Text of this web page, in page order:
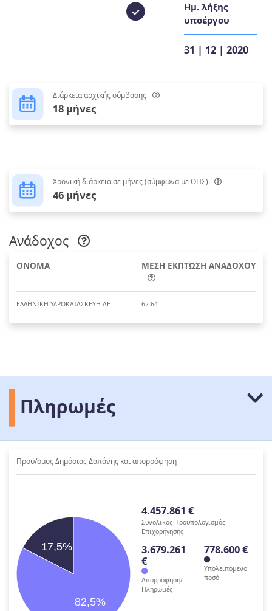
Ημ. λήξης
υποέργου
31 | 12 | 2020
Διάρκεια αρχικής σύμβασης
18 μήνες
Χρονική διάρκεια σε μήνες (σύμφωνα με ΟΠΣ)
46 μήνες
Ανάδοχος
ΟΝΟΜΑ ΜΕΣΗ ΕΚΠΤΩΣΗ ΑΝΑΔΟΧΟΥ
ΕΛΛΗΝΙΚΗ ΥΔΡΟΚΑΤΑΣΚΕΥΗ ΑΕ 62.64
Πληρωμές
Προϋ/σμος Δημόσιας Δαπάνης και απορρόφηση
17,5%
82,5%
4.457.861 €
Συνολικός Προϋπολογισμός
Επιχορήγησης
3.679.261
€
Απορρόφηση/
Πληρωμές
778.600 €
Υπολειπόμενο
ποσό